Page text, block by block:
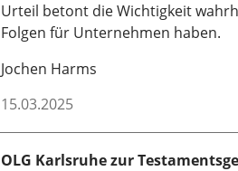
Urteil betont die Wichtigkeit
Folgen für Unternehmen haben.
Jochen Harms
15.03.2025
OLG Karlsruhe zur